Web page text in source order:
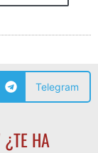
Telegram
HA